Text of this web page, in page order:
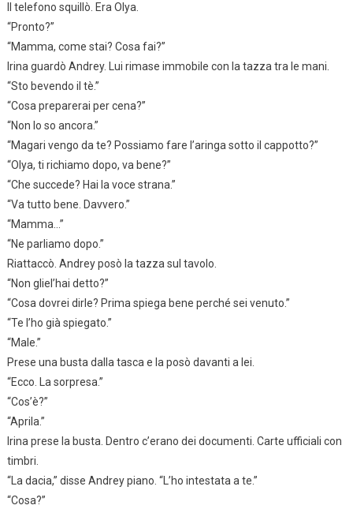
Il telefono squillò. Era Olya.
“Pronto?”
“Mamma, come stai? Cosa fai?”
Irina guardò Andrey. Lui rimase immobile con la tazza tra le mani.
“Sto bevendo il tè.”
“Cosa preparerai per cena?”
“Non lo so ancora.”
“Magari vengo da te? Possiamo fare l’aringa sotto il cappotto?”
“Olya, ti richiamo dopo, va bene?”
“Che succede? Hai la voce strana.”
“Va tutto bene. Davvero.”
“Mamma…”
“Ne parliamo dopo.”
Riattaccò. Andrey posò la tazza sul tavolo.
“Non gliel’hai detto?”
“Cosa dovrei dirle? Prima spiega bene perché sei venuto.”
“Te l’ho già spiegato.”
“Male.”
Prese una busta dalla tasca e la posò davanti a lei.
“Ecco. La sorpresa.”
“Cos’è?”
“Aprila.”
Irina prese la busta. Dentro c’erano dei documenti. Carte ufficiali con
timbri.
“La dacia,” disse Andrey piano. “L’ho intestata a te.”
“Cosa?”